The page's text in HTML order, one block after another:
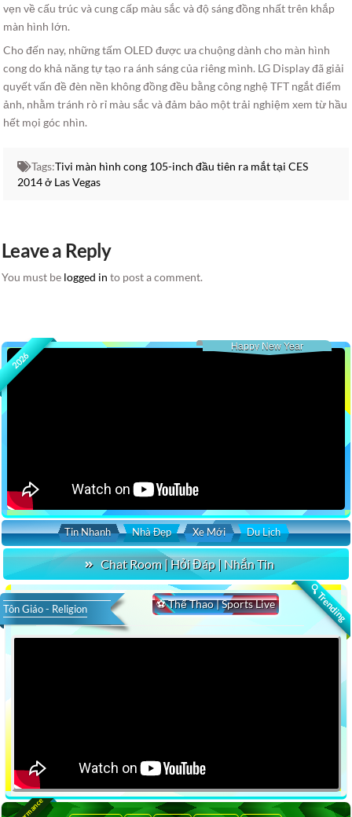
vẹn về cấu trúc và cung cấp màu sắc và độ sáng đồng nhất trên khắp
màn hình lớn.
Cho đến nay, những tấm OLED được ưa chuộng dành cho màn hình
cong do khả năng tự tạo ra ánh sáng của riêng mình. LG Display đã giải
quyết vấn đề đèn nền không đồng đều bằng công nghệ TFT ngắt điểm
ảnh, nhằm tránh rò rỉ màu sắc và đảm bảo một trải nghiệm xem từ hầu
hết mọi góc nhìn.
Tags:Tivi màn hình cong 105-inch đầu tiên ra mắt tại CES
2014 ở Las Vegas
Leave a Reply
You must be logged in to post a comment.
2026
Happy New Year
Tin Nhanh Nhà Đẹp Xe Mới Du Lịch
Chat Room | Hỏi Đáp | Nhắn Tin
🔍 Trending
⚽ Thể Thao | Sports Live
Tôn Giáo - Religion